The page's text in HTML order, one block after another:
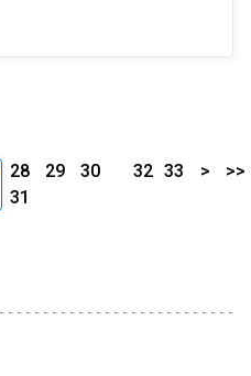
28 29
30
31
32 33 > >>